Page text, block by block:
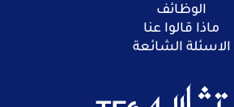
الوظائف
ماذا قالوا عنا
الاسئلة الشائعة